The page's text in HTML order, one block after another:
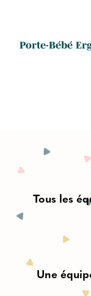
Porte-Bébé
Tous les
Une